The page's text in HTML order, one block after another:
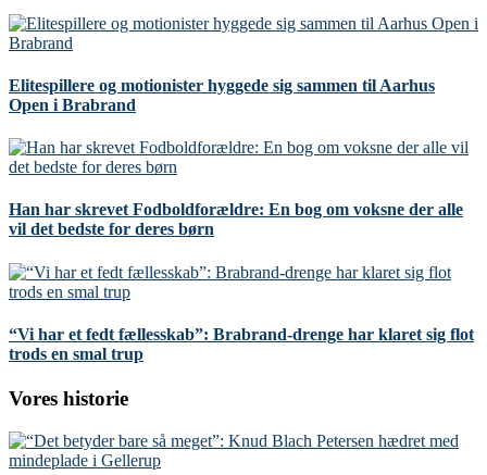
Elitespillere og motionister hyggede sig sammen til Aarhus
Open i Brabrand
Han har skrevet Fodboldforældre: En bog om voksne der alle
vil det bedste for deres børn
“Vi har et fedt fællesskab”: Brabrand-drenge har klaret sig flot
trods en smal trup
Vores historie